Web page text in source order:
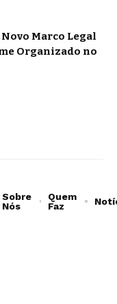
Novo Marco Legal
Organizado no
Sobre
Nós
Quem
Faz